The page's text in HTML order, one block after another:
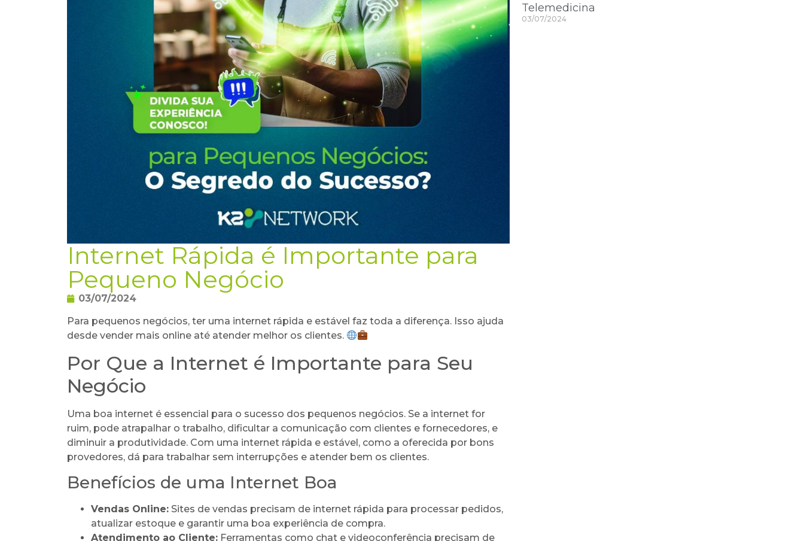
Telemedicina
03/07/2024
Internet Rápida é Importante para
Pequeno Negócio
03/07/2024
Para pequenos negócios, ter uma internet rápida e estável faz toda a diferença. Isso ajuda
desde vender mais online até atender melhor os clientes.
Por Que a Internet é Importante para Seu
Negócio
Uma boa internet é essencial para o sucesso dos pequenos negócios. Se a internet for
ruim, pode atrapalhar o trabalho, dificultar a comunicação com clientes e fornecedores, e
diminuir a produtividade. Com uma internet rápida e estável, como a oferecida por bons
provedores, dá para trabalhar sem interrupções e atender bem os clientes.
Benefícios de uma Internet Boa
Vendas Online: Sites de vendas precisam de internet rápida para processar pedidos,
atualizar estoque e garantir uma boa experiência de compra.
Atendimento ao Cliente: Ferramentas como chat e videoconferência precisam de